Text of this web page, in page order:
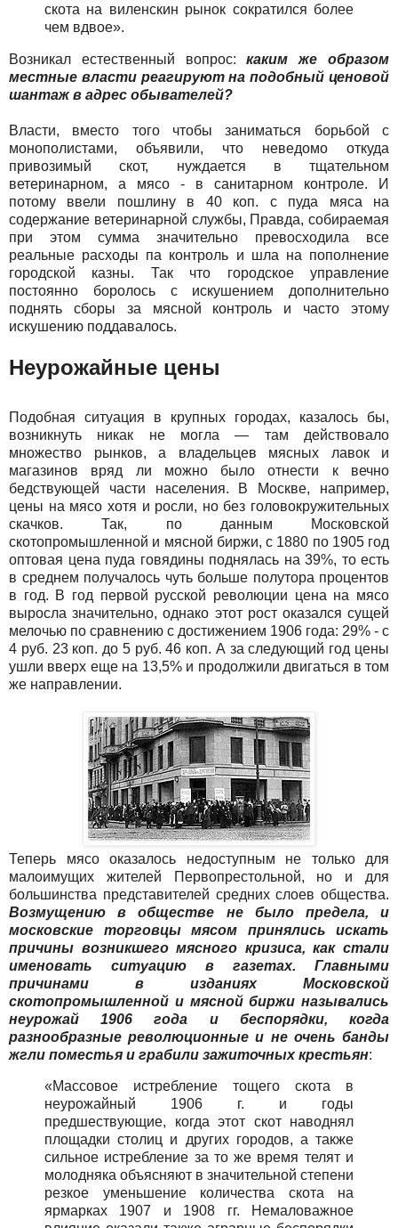
скота на виленскин рынок сократился более
чем вдвое».
Возникал естественный вопрос:каким же образом
местные власти реагируют на подобный ценовой
шантаж в адрес обывателей?
Власти, вместо того чтобы заниматься борьбой с
монополистами, объявили, что неведомо откуда
привозимый скот, нуждается в тщательном
ветеринарном, а мясо - в санитарном контроле. И
потому ввели пошлину в 40 коп. с пуда мяса на
содержание ветеринарной службы, Правда, собираемая
при этом сумма значительно превосходила все
реальные расходы па контроль и шла на пополнение
городской казны. Так что городское управление
постоянно боролось с искушением дополнительно
поднять сборы за мясной контроль и часто этому
искушению поддавалось.
Неурожайные цены
Подобная ситуация в крупных городах, казалось бы,
возникнуть никак не могла — там действовало
множество рынков, а владельцев мясных лавок и
магазинов вряд ли можно было отнести к вечно
бедствующей части населения. В Москве, например,
цены на мясо хотя и росли, но без головокружительных
скачков. Так, по данным Московской
скотопромышленной и мясной биржи, с 1880 по 1905 год
оптовая цена пуда говядины поднялась на 39%, то есть
в среднем получалось чуть больше полутора процентов
в год. В год первой русской революции цена на мясо
выросла значительно, однако этот рост оказался сущей
мелочью по сравнению с достижением 1906 года: 29% - с
4 руб. 23 коп. до 5 руб. 46 коп. А за следующий год цены
ушли вверх еще на 13,5% и продолжили двигаться в том
же направлении.
Теперь мясо оказалось недоступным не только для
малоимущих жителей Первопрестольной, но и для
большинства представителей средних слоев общества.
Возмущению в обществе не было предела, и
московские торговцы мясом принялись искать
причины возникшего мясного кризиса, как стали
именовать ситуацию в газетах. Главными
причинами в изданиях Московской
скотопромышленной и мясной биржи назывались
неурожай 1906 года и беспорядки, когда
разнообразные революционные и не очень банды
жгли поместья и грабили зажиточных крестьян:
«Массовое истребление тощего скота в
неурожайный 1906 г. и годы
предшествующие, когда этот скот наводнял
площадки столиц и других городов, а также
сильное истребление за то же время телят и
молодняка объясняют в значительной степени
резкое уменьшение количества скота на
ярмарках 1907 и 1908 гг. Немаловажное